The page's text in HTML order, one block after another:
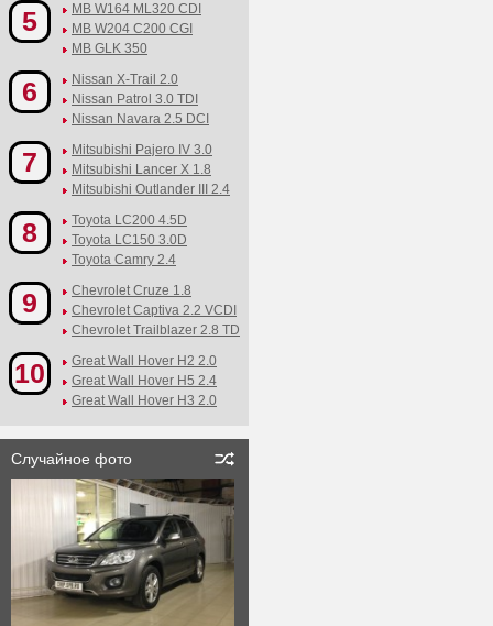
5
MB W164 ML320 CDI
MB W204 C200 CGI
MB GLK 350
6
Nissan X-Trail 2.0
Nissan Patrol 3.0 TDI
Nissan Navara 2.5 DCI
7
Mitsubishi Pajero IV 3.0
Mitsubishi Lancer X 1.8
Mitsubishi Outlander III 2.4
8
Toyota LC200 4.5D
Toyota LC150 3.0D
Toyota Camry 2.4
9
Chevrolet Cruze 1.8
Chevrolet Captiva 2.2 VCDI
Chevrolet Trailblazer 2.8 TD
10
Great Wall Hover H2 2.0
Great Wall Hover H5 2.4
Great Wall Hover H3 2.0
Случайное фото